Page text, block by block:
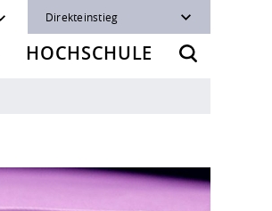
Direkteinstieg
HOCHSCHULE